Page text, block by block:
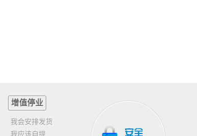
增值停业
我会安排发货
我应该自提